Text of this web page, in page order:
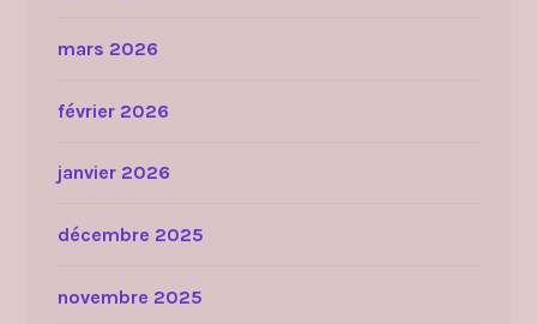
mars 2026
février 2026
janvier 2026
décembre 2025
novembre 2025